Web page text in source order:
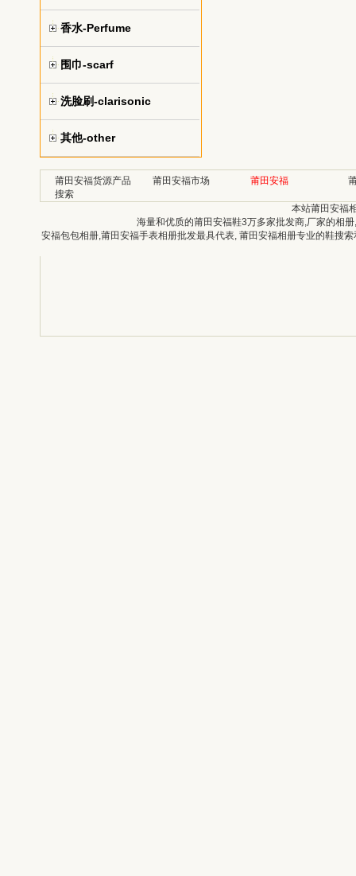
香水-Perfume
围巾-scarf
洗脸刷-clarisonic
其他-other
莆田安福货源产品
搜索
莆田安福市场 莆田安福
本站莆田安福
海量和优质的莆田安福鞋3万多家批发商,厂家的相
安福包包相册,莆田安福手表相册批发最具代表, 莆田安福相册专业的鞋搜